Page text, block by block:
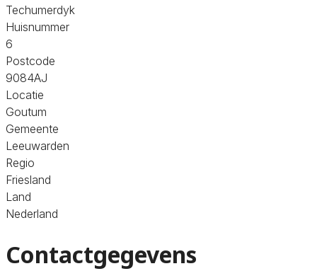
Techumerdyk
Huisnummer
6
Postcode
9084AJ
Locatie
Goutum
Gemeente
Leeuwarden
Regio
Friesland
Land
Nederland
Contactgegevens